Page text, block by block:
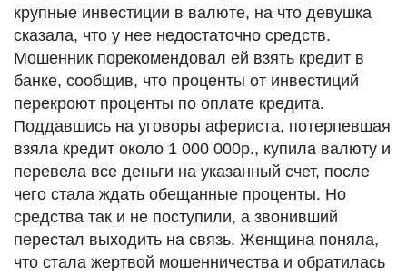
крупные инвестиции в валюте, на что девушка
сказала, что у нее недостаточно средств.
Мошенник порекомендовал ей взять кредит в
банке, сообщив, что проценты от инвестиций
перекроют проценты по оплате кредита.
Поддавшись на уговоры афериста, потерпевшая
взяла кредит около 1 000 000р., купила валюту и
перевела все деньги на указанный счет, после
чего стала ждать обещанные проценты. Но
средства так и не поступили, а звонивший
перестал выходить на связь. Женщина поняла,
что стала жертвой мошенничества и обратилась